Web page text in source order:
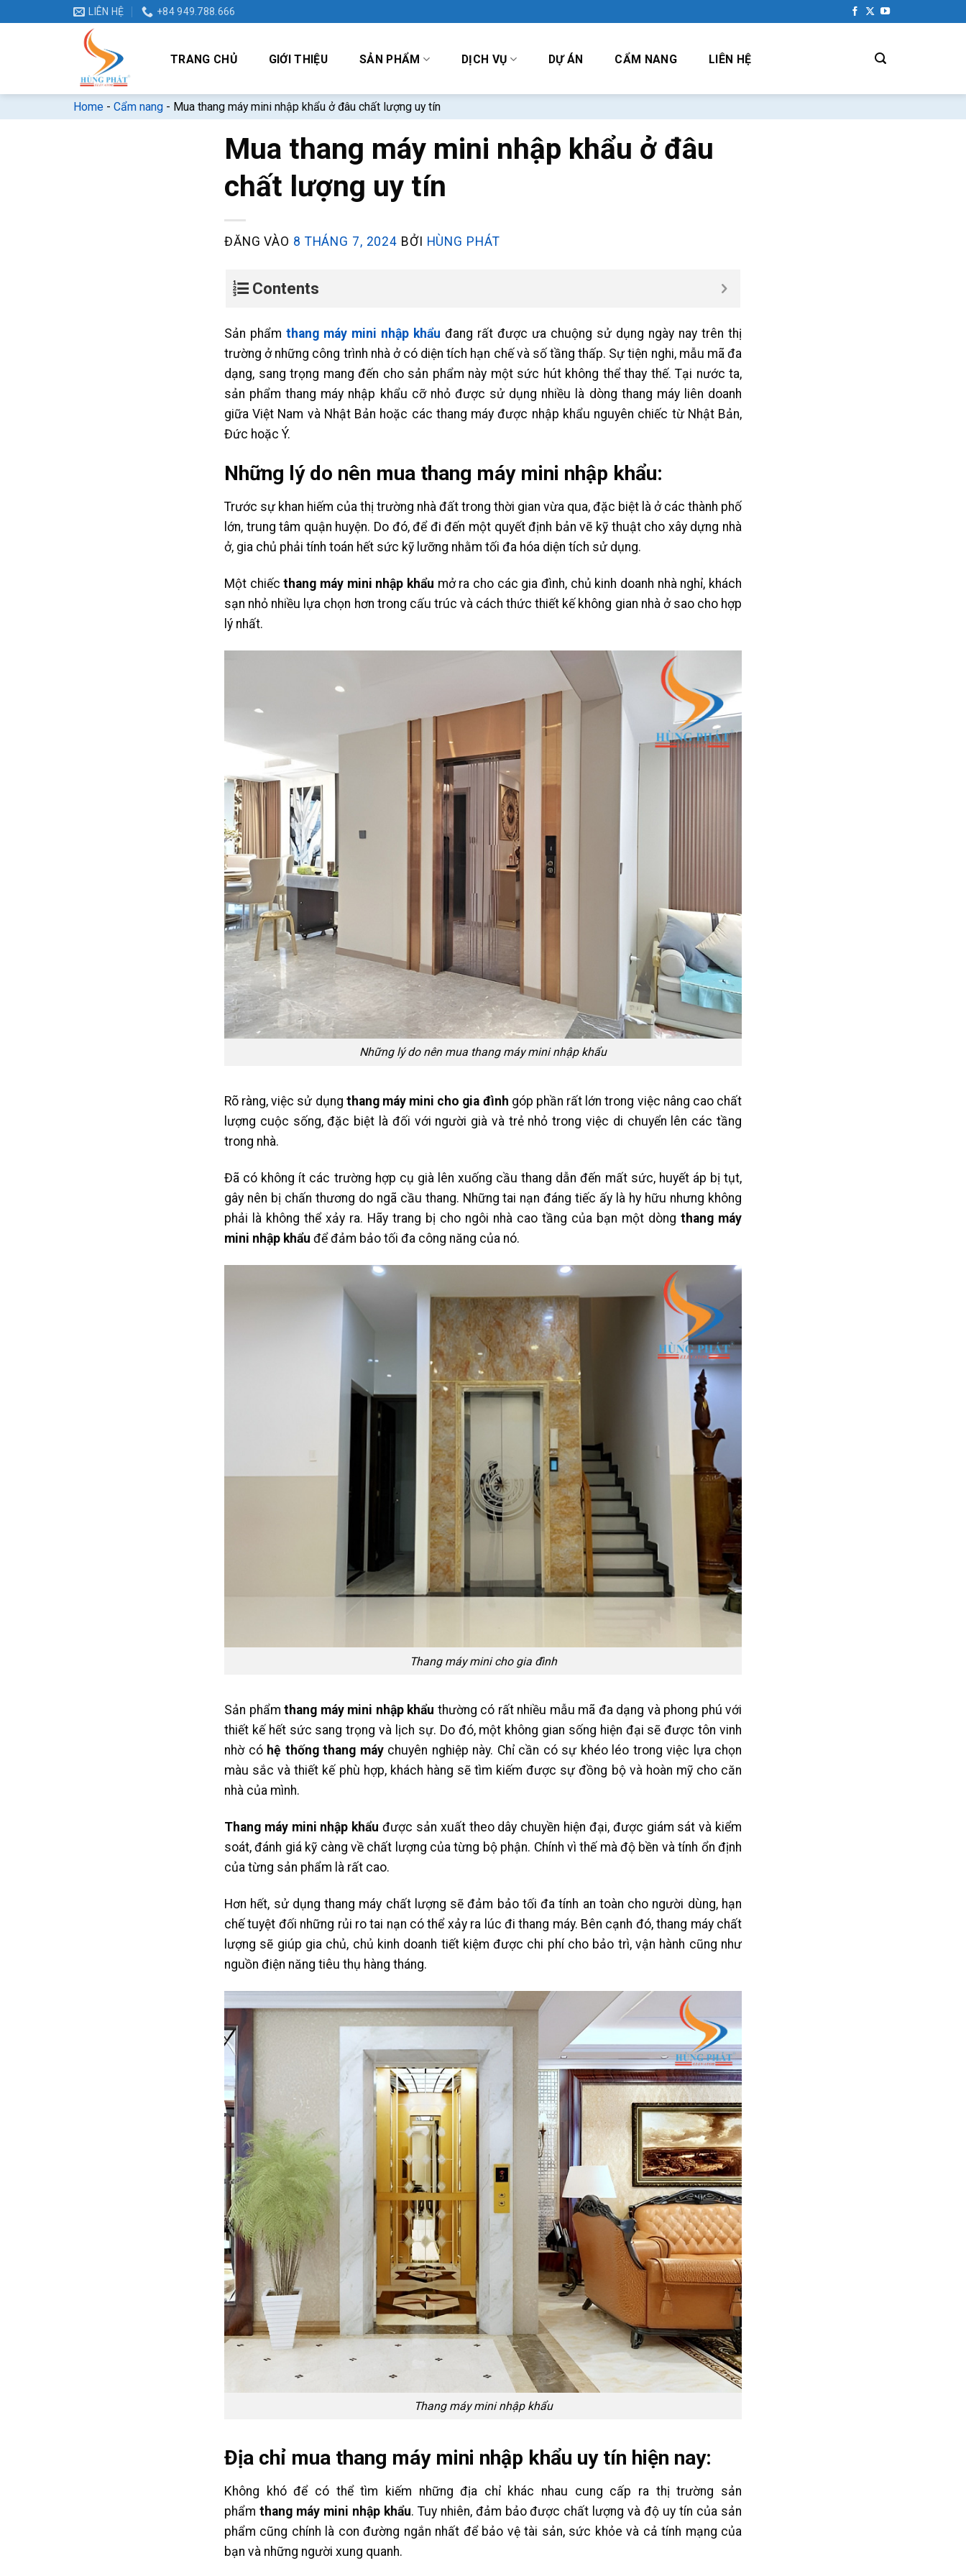
LIÊN HỆ +84 949.788.666
TRANG CHỦ GIỚI THIỆU SẢN PHẨM DỊCH VỤ DỰ ÁN CẨM NANG LIÊN HỆ
Home - Cẩm nang - Mua thang máy mini nhập khẩu ở đâu chất lượng uy tín
Mua thang máy mini nhập khẩu ở đâu
chất lượng uy tín
ĐĂNG VÀO 8 THÁNG 7, 2024 BỞI HÙNG PHÁT
Contents
Sản phẩm thang máy mini nhập khẩu đang rất được ưa chuộng sử dụng ngày nay trên thị
trường ở những công trình nhà ở có diện tích hạn chế và số tầng thấp. Sự tiện nghi, mẫu mã đa
dạng, sang trọng mang đến cho sản phẩm này một sức hút không thể thay thế. Tại nước ta,
sản phẩm thang máy nhập khẩu cỡ nhỏ được sử dụng nhiều là dòng thang máy liên doanh
giữa Việt Nam và Nhật Bản hoặc các thang máy được nhập khẩu nguyên chiếc từ Nhật Bản,
Đức hoặc Ý.
Những lý do nên mua thang máy mini nhập khẩu:
Trước sự khan hiếm của thị trường nhà đất trong thời gian vừa qua, đặc biệt là ở các thành phố
lớn, trung tâm quận huyện. Do đó, để đi đến một quyết định bản vẽ kỹ thuật cho xây dựng nhà
ở, gia chủ phải tính toán hết sức kỹ lưỡng nhằm tối đa hóa diện tích sử dụng.
Một chiếcthang máy mini nhập khẩu mở ra cho các gia đình, chủ kinh doanh nhà nghỉ, khách
sạn nhỏ nhiều lựa chọn hơn trong cấu trúc và cách thức thiết kế không gian nhà ở sao cho hợp
lý nhất.
Những lý do nên mua thang máy mini nhập khẩu
Rõ ràng, việc sử dụng thang máy mini cho gia đình góp phần rất lớn trong việc nâng cao chất
lượng cuộc sống, đặc biệt là đối với người già và trẻ nhỏ trong việc di chuyển lên các tầng
trong nhà.
Đã có không ít các trường hợp cụ già lên xuống cầu thang dẫn đến mất sức, huyết áp bị tụt,
gây nên bị chấn thương do ngã cầu thang. Những tai nạn đáng tiếc ấy là hy hữu nhưng không
phải là không thể xảy ra. Hãy trang bị cho ngôi nhà cao tầng của bạn một dòng thang máy
mini nhập khẩu để đảm bảo tối đa công năng của nó.
Thang máy mini cho gia đình
Sản phẩm thang máy mini nhập khẩu thường có rất nhiều mẫu mã đa dạng và phong phú với
thiết kế hết sức sang trọng và lịch sự. Do đó, một không gian sống hiện đại sẽ được tôn vinh
nhờ có hệ thống thang máychuyên nghiệp này. Chỉ cần có sự khéo léo trong việc lựa chọn
màu sắc và thiết kế phù hợp, khách hàng sẽ tìm kiếm được sự đồng bộ và hoàn mỹ cho căn
nhà của mình.
Thang máy mini nhập khẩu được sản xuất theo dây chuyền hiện đại, được giám sát và kiểm
soát, đánh giá kỹ càng về chất lượng của từng bộ phận. Chính vì thế mà độ bền và tính ổn định
của từng sản phẩm là rất cao.
Hơn hết, sử dụng thang máy chất lượng sẽ đảm bảo tối đa tính an toàn cho người dùng, hạn
chế tuyệt đối những rủi ro tai nạn có thể xảy ra lúc đi thang máy. Bên cạnh đó, thang máy chất
lượng sẽ giúp gia chủ, chủ kinh doanh tiết kiệm được chi phí cho bảo trì, vận hành cũng như
nguồn điện năng tiêu thụ hàng tháng.
Thang máy mini nhập khẩu
Địa chỉ mua thang máy mini nhập khẩu uy tín hiện nay:
Không khó để có thể tìm kiếm những địa chỉ khác nhau cung cấp ra thị trường sản
phẩm thang máy mini nhập khẩu. Tuy nhiên, đảm bảo được chất lượng và độ uy tín của sản
phẩm cũng chính là con đường ngắn nhất để bảo vệ tài sản, sức khỏe và cả tính mạng của
bạn và những người xung quanh.